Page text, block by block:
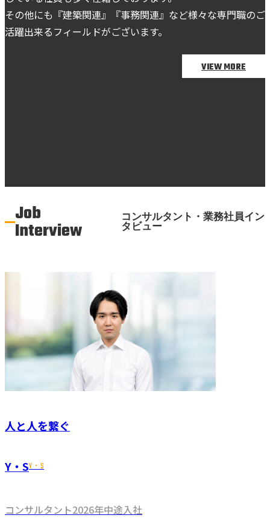
その他にも『建築関連』『事務関連』など様々な専門職のご
活躍出来るフィールドがございます。
VIEW MORE
Job
Interview
コンサルタント・業務社員イン
タビュー
人と人を繋ぐ
Y・SY・S
コンサルタント2026年中途入社